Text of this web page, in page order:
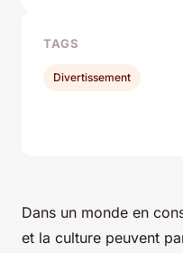
Dans un monde en
et la culture peuvent
TAGS
Divertissement